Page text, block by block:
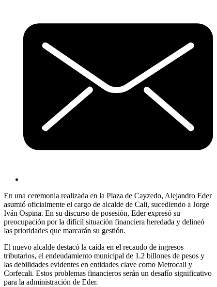
En una ceremonia realizada en la Plaza de Cayzedo, Alejandro Eder
asumió oficialmente el cargo de alcalde de Cali, sucediendo a Jorge
Iván Ospina. En su discurso de posesión, Eder expresó su
preocupación por la difícil situación financiera heredada y delineó
las prioridades que marcarán su gestión.
El nuevo alcalde destacó la caída en el recaudo de ingresos
tributarios, el endeudamiento municipal de 1.2 billones de pesos y
las debilidades evidentes en entidades clave como Metrocali y
Corfecali. Estos problemas financieros serán un desafío significativo
para la administración de Eder.